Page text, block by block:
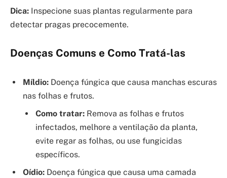
Dica: Inspecione suas plantas regularmente para
detectar pragas precocemente.
Doenças Comuns e Como Tratá-las
Míldio: Doença fúngica que causa manchas escuras
nas folhas e frutos.
Como tratar: Remova as folhas e frutos
infectados, melhore a ventilação da planta,
evite regar as folhas, ou use fungicidas
específicos.
Oídio: Doença fúngica que causa uma camada